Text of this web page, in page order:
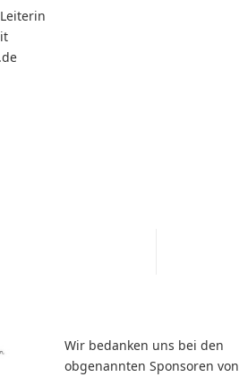
Wir bedanken uns bei den
obgenannten Sponsoren von